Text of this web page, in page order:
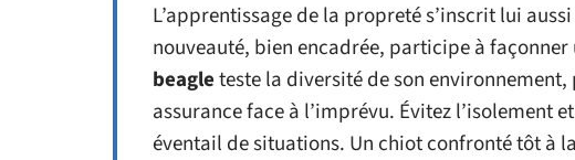
L’apprentissage de la propreté s’inscrit lui
nouveauté, bien encadrée, participe à
beagleteste la diversité de son
assurance face à l’imprévu. Évitez l’isolement
éventail de situations. Un chiot confronté tôt à